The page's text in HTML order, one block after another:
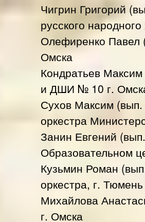
Чигрин Григорий
русского
Олефиренко
Омска
Кондратьев
и ДШИ № 10 г.
Сухов Максим (вып.
оркестра
Занин Евгений
Образовательном
Кузьмин Роман
оркестра, г. Тюмень
Михайлова
г. Омска